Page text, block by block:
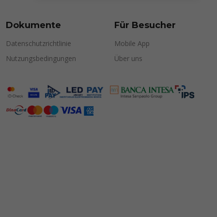
Dokumente
Datenschutzrichtlinie
Nutzungsbedingungen
Für Besucher
Mobile App
Über uns